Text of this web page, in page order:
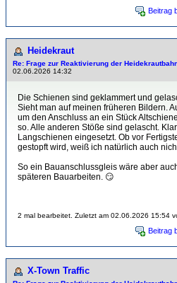
Beitrag
Heidekraut
Re: Frage zur Reaktivierung der
02.06.2026 14:32
Die Schienen sind geklammert und
Sieht man auf meinen früheren Bildern.
um den Anschluss an ein Stück
so. Alle anderen Stöße sind gelascht.
Langschienen eingesetzt. Ob vor
gestopft wird, weiß ich natürlich auch
So ein Bauanschlussgleis wäre aber
späteren Bauarbeiten. 😏
2 mal bearbeitet. Zuletzt am 02.06.2026 15:54
Beitrag
X-Town Traffic